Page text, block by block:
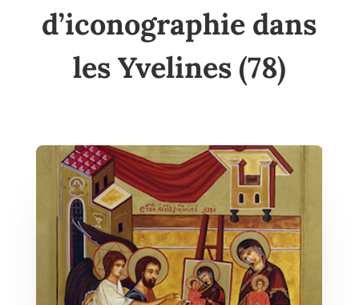
d’iconographie dans
les Yvelines (78)